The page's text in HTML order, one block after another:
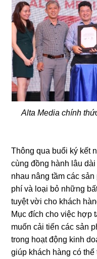
Alta Media chính
Thông qua buổi ký kết
cùng đồng hành lâu
nhau nâng tầm các
phí và loại bỏ những
tuyệt vời cho khách
Mục đích cho việc hợp
muốn cải tiến các sản
trong hoạt động kinh
giúp khách hàng có